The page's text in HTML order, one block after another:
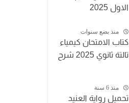
الاول 2025
منذ بضع سنوات
كتاب الامتحان كيمياء
تالتة ثانوي 2025 شرح
منذ 6 سنة
تحميل رواية العنيد